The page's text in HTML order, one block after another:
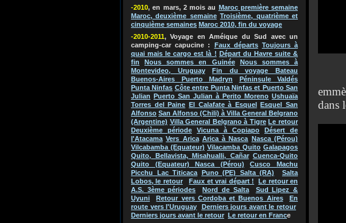
-2010, en mars, 2 mois au Marocpremière semaine
Maroc, deuxième semaine Troisième, quatrième et
cinquième semaines Maroc 2010, fin du voyage
-2010-2011, Voyage en Améique du Sud avec un
camping-car capucine : Faux départs Toujours à
quai mais le cargo est là ! Départ du Havre suite &
fin
Nous sommes en Guinée
Nous sommes à
Montevideo, Uruguay
Fin du voyage Bateau
Buenos-Aires Puerto Madryn
Péninsule Valdés
Punta Ninfas Côte entre Punta Ninfas et Puerto San
Julian
Puerto San Julian à Perito Moreno Ushuaïa
Torres del Paine
El Calafate à Esquel
Esquel San
Alfonso San Alfonso (Chili) à Villa General Belgrano
(Argentine) Villa General Belgrano à Tigre Le retour
Deuxième période
Vicuna à Copiapo
Désert de
l'Atacama Vers Arica Arica à Nasca
Nasca (Pérou)
Vilcabamba (Equateur) Vilacamba Quito Galapagos
Quito, Bellavista, Misahualli, Cañar Cuenca-Quito
Quito (Equateur) Nasca (Pérou)
Cusco Machu
Picchu Lac Titicaca
Puno (PE) Salta (RA)
Salta
Lobos, le retour
Faux et vrai départ !
Le retour en
A.S. 3ème périodes
Nord de Salta
Sud Lipez &
Uyuni
Retour vers Cordoba et Buenos Aires
En
route vers l'Uruguay
Derniers jours avant le retour
Derniers jours avant le retour
Le retour en France
dans